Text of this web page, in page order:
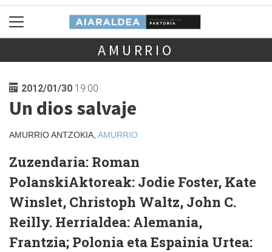
AMURRIO
2012/01/30 19:00
Un dios salvaje
AMURRIO ANTZOKIA, AMURRIO
Zuzendaria: Roman
PolanskiAktoreak: Jodie Foster, Kate
Winslet, Christoph Waltz, John C.
Reilly. Herrialdea: Alemania,
Frantzia; Polonia eta Espainia Urtea: